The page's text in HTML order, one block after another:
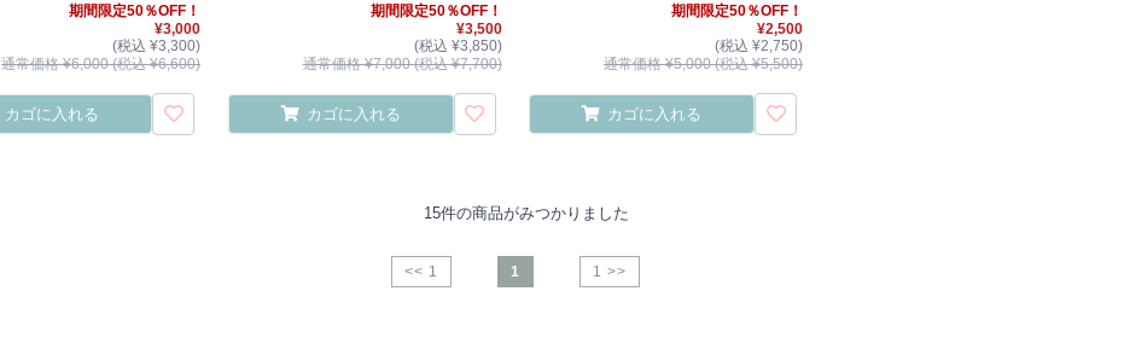
期間限定50％OFF！
¥3,000
(税込 ¥3,300)
通常価格 ¥6,000 (税込 ¥6,600)
カゴに入れる
期間限定50％OFF！
¥3,500
(税込 ¥3,850)
通常価格 ¥7,000 (税込 ¥7,700)
カゴに入れる
期間限定50％OFF！
¥2,500
(税込 ¥2,750)
通常価格 ¥5,000 (税込 ¥5,500)
カゴに入れる
15件の商品がみつかりました
<< 1 1 1 >>